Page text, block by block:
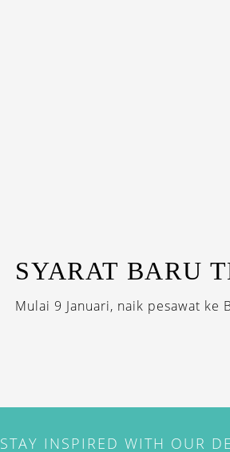
SYARAT BARU
Mulai 9 Januari, naik pesawat ke
STAY INSPIRED WITH OUR